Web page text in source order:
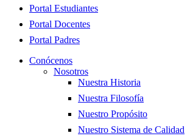
Portal Estudiantes
Portal Docentes
Portal Padres
Conócenos
Nosotros
Nuestra Historia
Nuestra Filosofía
Nuestro Propósito
Nuestro Sistema de Calidad